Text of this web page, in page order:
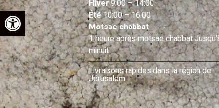
Ouvrir la barre d’outils
Hiver9:00 – 14:00
Été10:00 – 16:00
Motsae chabbat
1 heure après motsae chabbat
minuit
Livraisons rapides dans la région de
Jérusalem